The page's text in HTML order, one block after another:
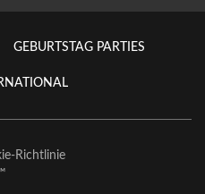
GEBURTSTAG PARTIES
Richtlinie